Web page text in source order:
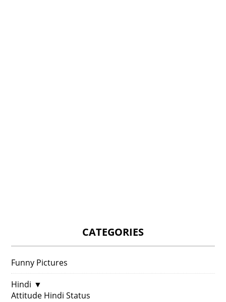
CATEGORIES
Funny Pictures
Hindi ▼
Attitude Hindi Status